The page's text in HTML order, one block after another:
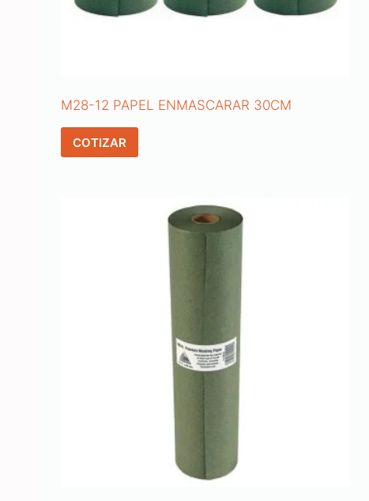
M28-12 PAPEL ENMASCARAR 30CM
COTIZAR